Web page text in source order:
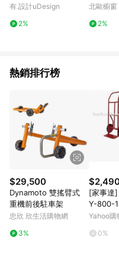
尺寸(S/52.5公分) 雙抽
有.設計uDesign
2%
北歐櫥窗
2%
熱銷排行榜
$29,500
Dynamoto 雙搖臂式
重機前後駐車架
忠欣 欣生活購物網
3%
[家事達
Y-800-1
車-載重
Yahoo購
0%